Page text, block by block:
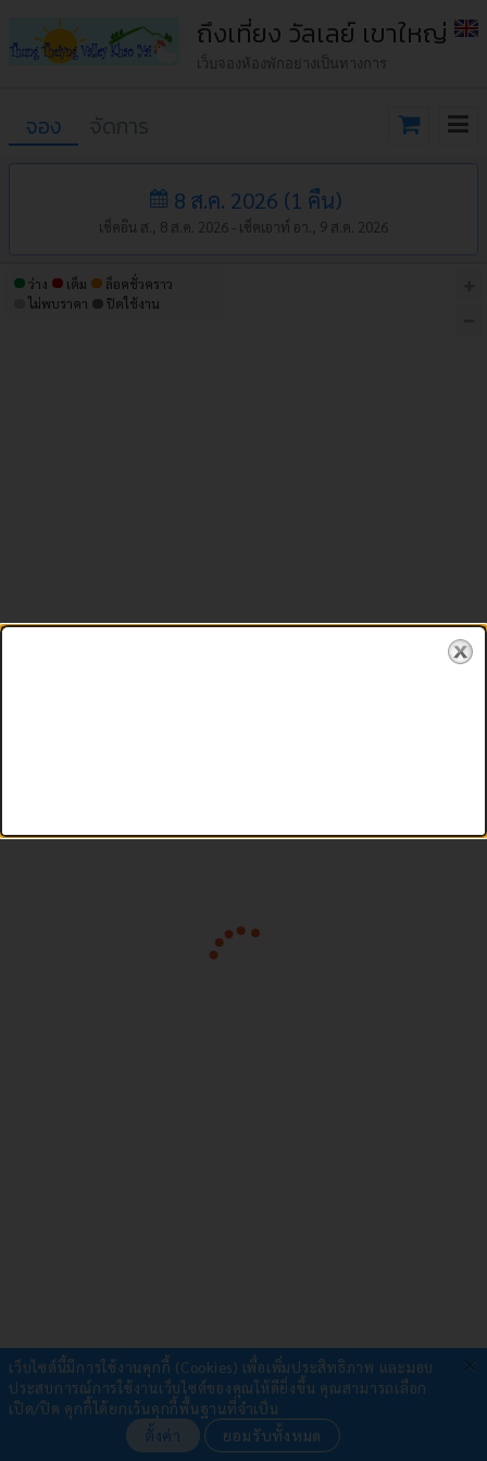
ถึงเที่ยง วัลเลย์ เขาใหญ่
เว็บจองห้องพักอย่างเป็นทางการ
จอง จัดการ
8 ส.ค. 2026 (1 คืน)
เช็คอิน ส., 8 ส.ค. 2026 - เช็คเอาท์ อา., 9 ส.ค. 2026
ว่าง เต็ม
ล็อคชั่วคราว
ไม่พบราคา
ปิดใช้งาน
รับชำระผ่าน
เว็บไซต์นี้มีการใช้งานคุกกี้ (Cookies) เพื่อเพิ่มประสิทธิภาพ และมอบ
ประสบการณ์การใช้งานเว็บไซต์ของคุณให้ดียิ่งขึ้น คุณสามารถเลือก
เปิด/ปิด คุกกี้ได้ยกเว้นคุกกี้พื้นฐานที่จำเป็น
ตั้งค่า ยอมรับทั้งหมด